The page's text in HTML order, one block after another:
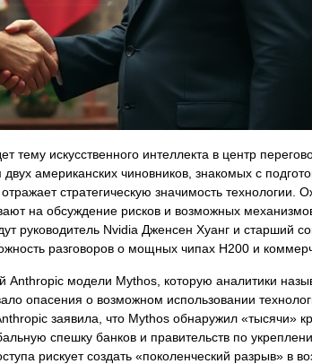
искусственного интеллекта в центр
американских чиновников, знакомых с
стратегическую значимость технологии.
на обсуждение рисков и возможных
руководитель Nvidia Дженсен Хуанг и старший
разговоров о мощных чипах H200 и
Anthropic модели Mythos, которую аналитики
опасения о возможном использовании
заявила, что Mythos обнаружил «тысячи»
спешку банков и правительств по
рискует создать «поколенческий разрыв» в